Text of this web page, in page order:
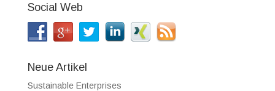
Social Web
Neue Artikel
Sustainable Enterprises